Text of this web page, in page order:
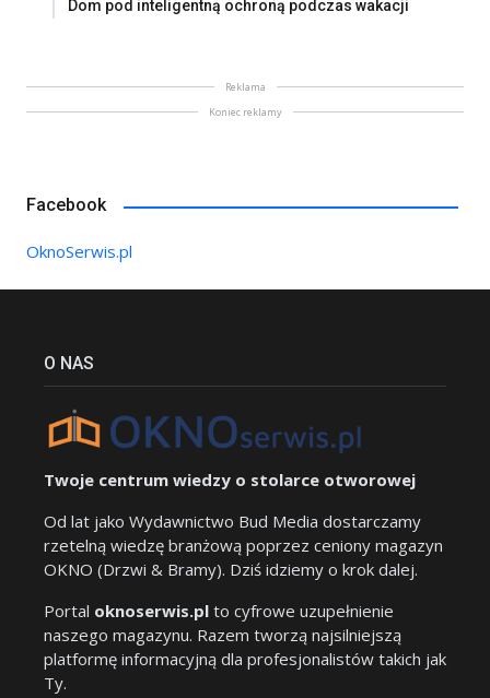
Dom pod inteligentną ochroną podczas wakacji
Reklama
Koniec reklamy
Facebook
OknoSerwis.pl
O NAS
Twoje centrum wiedzy o stolarce otworowej
Od lat jako Wydawnictwo Bud Media dostarczamy
rzetelną wiedzę branżową poprzez ceniony magazyn
OKNO (Drzwi & Bramy). Dziś idziemy o krok dalej.
Portal oknoserwis.pl to cyfrowe uzupełnienie
naszego magazynu. Razem tworzą najsilniejszą
platformę informacyjną dla profesjonalistów takich jak
Ty.